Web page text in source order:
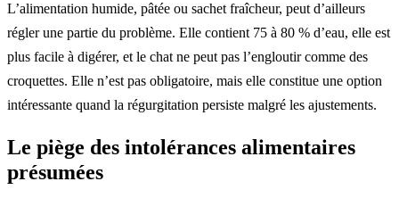
L’alimentation humide, pâtée ou sachet fraîcheur, peut d’ailleurs
régler une partie du problème. Elle contient 75 à 80 % d’eau, elle est
plus facile à digérer, et le chat ne peut pas l’engloutir comme des
croquettes. Elle n’est pas obligatoire, mais elle constitue une option
intéressante quand la régurgitation persiste malgré les ajustements.
Le piège des intolérances alimentaires
présumées